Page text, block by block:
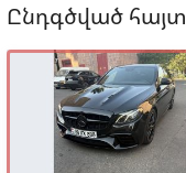
Ընդգծված